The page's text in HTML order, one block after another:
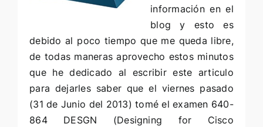
información en el
blog y esto es
debido al poco tiempo que me queda libre,
de todas maneras aprovecho estos minutos
que he dedicado al escribir este articulo
para dejarles saber que el viernes pasado
(31 de Junio del 2013) tomé el examen 640-
864 DESGN (Designing for Cisco